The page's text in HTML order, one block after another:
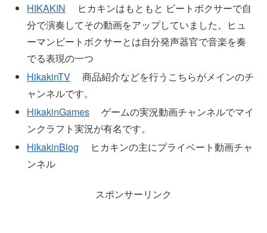
HIKAKIN ヒカキンはもともと ビートボクサーで自
分で演奏してその動画をアップしていました。ヒュ
ーマンビートボクサーとは自分発声器官で音楽を奏
でる表現の一つ
HikakinTV 商品紹介などを行うこちらがメインのチ
ャンネルです。
HikakinGames ゲームの実況動画チャンネルでマイ
ンクラフト実況が有名です。
HikakinBlog ヒカキンの主にプライベート動画チャ
ンネル
スポンサーリンク